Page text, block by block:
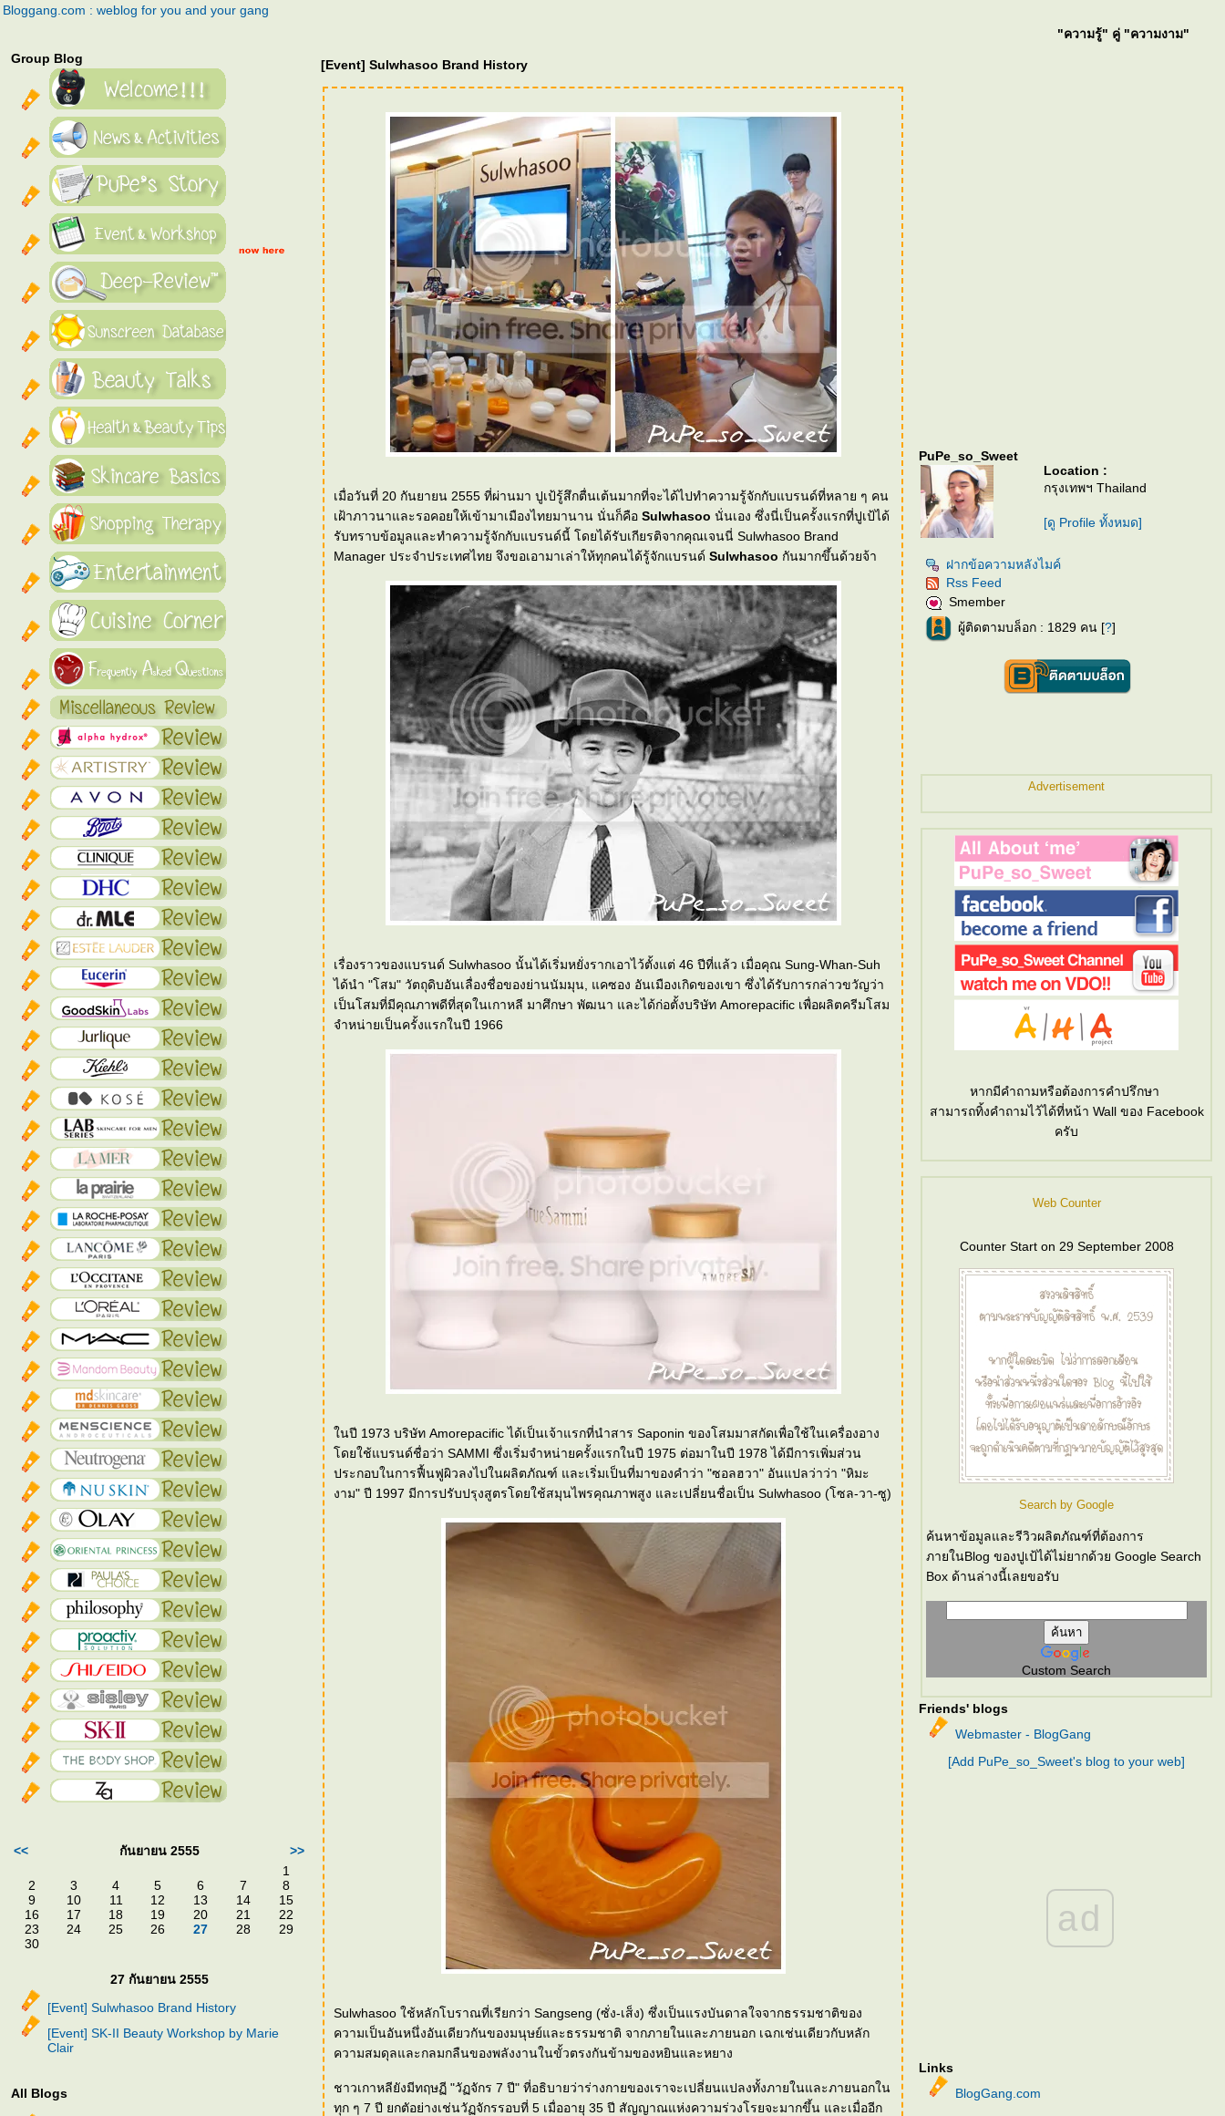
Bloggang.com : weblog for you and your gang
"ความรู้" คู่ "ความงาม"
Group Blog
<< กันยายน 2555
>>
1
2
3 4 5 6 7
8
9
10 11 12 13 14
15
16
17 18 19 20 21
22
23
24 25 26 27 28
29
30
27 กันยายน 2555
[Event] Sulwhasoo Brand History
[Event] SK-II Beauty Workshop by Marie
Clair
All Blogs
[Event] Sulwhasoo Brand History
เมื่อวันที่ 20 กันยายน 2555 ที่ผ่านมา ปูเป้รู้สึกตื่นเต้นมากที่จะได้ไปทำความรู้จักกับแบรนด์ที่หลาย ๆ คน
เฝ้าภาวนาและรอคอยให้เข้ามาเมืองไทยมานาน นั่นก็คือ Sulwhasoo นั่นเอง ซึ่งนี่เป็นครั้งแรกที่ปูเป้ได้
รับทราบข้อมูลและทำความรู้จักกับแบรนด์นี้ โดยได้รับเกียรติจากคุณเจนนี่ Sulwhasoo Brand
Manager ประจำประเทศไทย จึงขอเอามาเล่าให้ทุกคนได้รู้จักแบรนด์ Sulwhasoo กันมากขึ้นด้วยจ้า
เรื่องราวของแบรนด์ Sulwhasoo นั้นได้เริ่มหยั่งรากเอาไว้ตั้งแต่ 46 ปีที่แล้ว เมื่อคุณ Sung-Whan-Suh
ได้นำ "โสม" วัตถุดิบอันเลื่องชื่อของย่านนัมมุน, แคซอง อันเมืองเกิดของเขา ซึ่งได้รับการกล่าวขวัญว่า
เป็นโสมที่มีคุณภาพดีที่สุดในเกาหลี มาศึกษา พัฒนา และได้ก่อตั้งบริษัท Amorepacific เพื่อผลิตครีมโสม
จำหน่ายเป็นครั้งแรกในปี 1966
นปี 1973 บริษัท Amorepacific ได้เป็นเจ้าแรกที่นำสาร Saponin ของโสมมาสกัดเพื่อใช้ในเครื่องอาง
ดยใช้แบรนด์ชื่อว่า SAMMI ซึ่งเริ่มจำหน่ายครั้งแรกในปี 1975 ต่อมาในปี 1978 ได้มีการเพิ่มส่วน
ประกอบในการฟื้นฟูผิวลงไปในผลิตภัณฑ์ และเริ่มเป็นที่มาของคำว่า "ซอลฮวา" อันแปลว่าว่า "หิมะ
งาม" ปี 1997 มีการปรับปรุงสูตรโดยใช้สมุนไพรคุณภาพสูง และเปลี่ยนชื่อเป็น Sulwhasoo (โซล-วา-ซู)
Sulwhasoo ใช้หลักโบราณที่เรียกว่า Sangseng (ซั่ง-เส็ง) ซึ่งเป็นแรงบันดาลใจจากธรรมชาติของ
ความเป็นอันหนึ่งอันเดียวกันของมนุษย์และธรรมชาติ จากภายในและภายนอก เฉกเช่นเดียวกับหลัก
ความสมดุลและกลมกลืนของพลังงานในขั้วตรงกันข้ามของหยินและหยาง
ชาวเกาหลียังมีทฤษฏี "วัฏจักร 7 ปี" ที่อธิบายว่าร่างกายของเราจะเปลี่ยนแปลงทั้งภายในและภายนอกใน
ทุก ๆ 7 ปี ยกตัอย่างเช่นวัฏจักรรอบที่ 5 เมื่ออายุ 35 ปี สัญญาณแห่งความร่วงโรยจะมากขึ้น และเมื่ออีก
PuPe_so_Sweet
Location :
กรุงเทพฯ Thailand
[ดู Profile ทั้งหมด]
ฝากข้อความหลังไมค์
Rss Feed
Smember
ผู้ติดตามบล็อก : 1829 คน [?]
Advertisement
หากมีคำถามหรือต้องการคำปรึกษา
สามารถทิ้งคำถามไว้ได้ที่หน้า Wall ของ Facebook
ครับ
Web Counter
Counter Start on 29 September 2008
Search by Google
ค้นหาข้อมูลและรีวิวผลิตภัณฑ์ที่ต้องการ
ภายในBlog ของปูเป้ได้ไม่ยากด้วย Google Search
Box ด้านล่างนี้เลยขอรับ
Custom Search
Friends' blogs
Webmaster - BlogGang
[Add PuPe_so_Sweet's blog to your web]
ad
Links
BlogGang.com